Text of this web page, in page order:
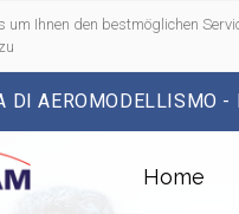
um Ihnen den bestmöglichen
DI AEROMODELLISMO -
Home